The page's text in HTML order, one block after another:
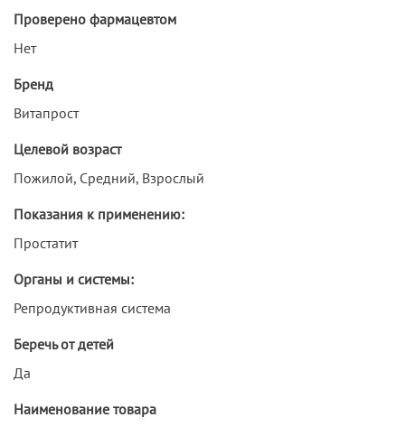
Проверено фармацевтом
Нет
Бренд
Витапрост
Целевой возраст
Пожилой, Средний, Взрослый
Показания к применению:
Простатит
Органы и системы:
Репродуктивная система
Беречь от детей
Да
Наименование товара